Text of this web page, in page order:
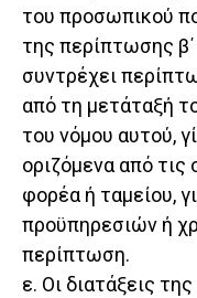
του προσωπικού
της περίπτωσης
συντρέχει
από τη μετάταξή
του νόμου αυτού,
οριζόμενα από τις
φορέα ή ταμείου,
προϋπηρεσιών ή
περίπτωση.
ε. Οι διατάξεις